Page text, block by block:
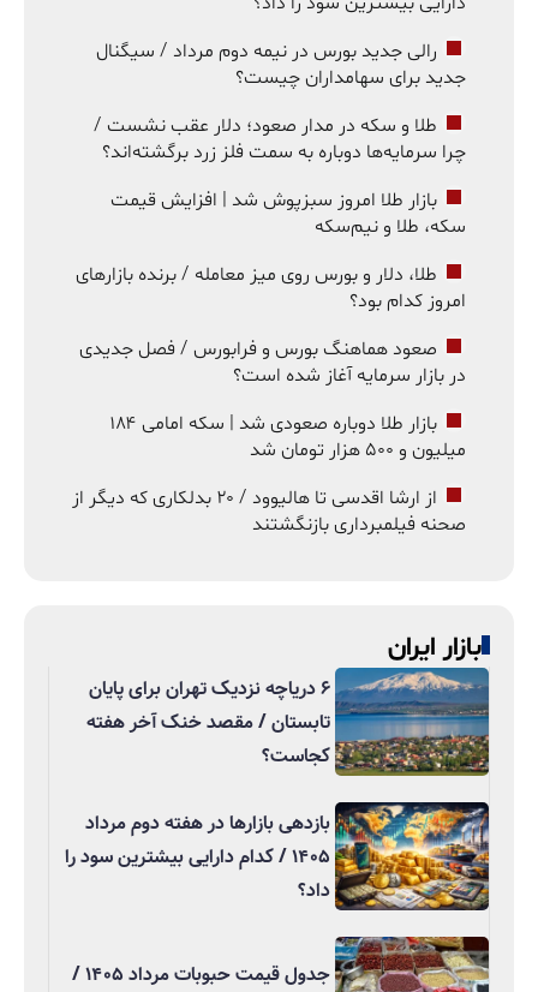
رالی جدید بورس در نیمه دوم مرداد / سیگنال
جدید برای سهامداران چیست؟
طلا و سکه در مدار صعود؛ دلار عقب نشست /
چرا سرمایه‌ها دوباره به سمت فلز زرد برگشته‌اند؟
بازار طلا امروز سبزپوش شد | افزایش قیمت
سکه، طلا و نیم‌سکه
طلا، دلار و بورس روی میز معامله / برنده بازارهای
امروز کدام بود؟
صعود هماهنگ بورس و فرابورس / فصل جدیدی
در بازار سرمایه آغاز شده است؟
بازار طلا دوباره صعودی شد | سکه امامی ۱۸۴
میلیون و ۵۰۰ هزار تومان شد
از ارشا اقدسی تا هالیوود / ۲۰ بدلکاری که دیگر از
صحنه فیلمبرداری بازنگشتند
بازار ایران
۶ دریاچه نزدیک تهران برای پایان
تابستان / مقصد خنک آخر هفته
کجاست؟
بازدهی بازارها در هفته دوم مرداد
۱۴۰۵ / کدام دارایی بیشترین سود را
داد؟
جدول قیمت حبوبات مرداد ۱۴۰۵ /